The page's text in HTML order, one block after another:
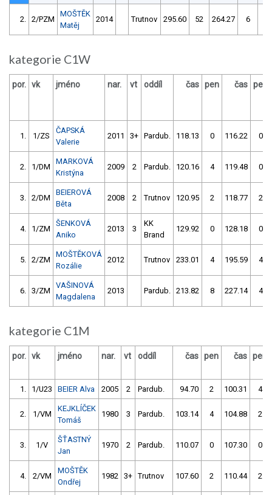
2. 2/PZM
MOŠTĚK
Matěj
2014 Trutnov 295.60 52 264.27 6
kategorie C1W
por. vk jméno nar. vt oddíl čas pen čas pen
1. 1/ZS
ČAPSKÁ
Valerie
2011 3+ Pardub. 118.13 0 116.22 0
2. 1/DM
MARKOVÁ
Kristýna
2009 2 Pardub. 120.16 4 119.48 0
3. 2/DM
BEIEROVÁ
Běta
2008 2 Trutnov 120.95 2 118.77 2
4. 1/ZM
ŠENKOVÁ
Aniko
2013 3
KK
Brand
129.92 0 128.18 0
5. 2/ZM
MOŠTĚKOVÁ
Rozálie
2012 Trutnov 233.01 4 195.59 4
6. 3/ZM
VAŠINOVÁ
Magdalena
2013 Pardub. 213.82 8 227.14 4
kategorie C1M
por. vk jméno nar. vt oddíl čas pen čas pen
1. 1/U23 BEIER Alva 2005 2 Pardub. 94.70 2 100.31 4
2. 1/VM
KEJKLÍČEK
Tomáš
1980 3 Pardub. 103.14 4 104.88 2
3. 1/V
ŠŤASTNÝ
Jan
1970 2 Pardub. 110.07 0 107.30 0
4. 2/VM
MOŠTĚK
Ondřej
1982 3+ Trutnov 107.60 2 110.44 2